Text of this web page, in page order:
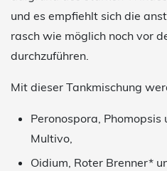
und es empfiehlt sich die
rasch wie möglich noch vor
durchzuführen.
Mit dieser Tankmischung
Peronospora,
Multivo,
Oidium, Roter Brenner*